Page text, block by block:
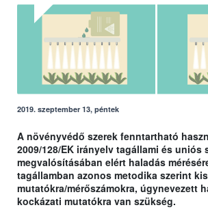
2019. szeptember 13, péntek
A növényvédő szerek fenntartható
2009/128/EK irányelv tagállami és uniós
megvalósításában elért haladás
tagállamban azonos metodika szerint
mutatókra/mérőszámokra, úgynevezett
kockázati mutatókra van szükség.